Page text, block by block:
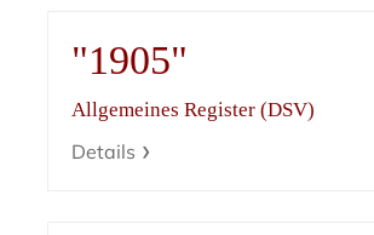
"1905"
Allgemeines Register (DSV)
Details